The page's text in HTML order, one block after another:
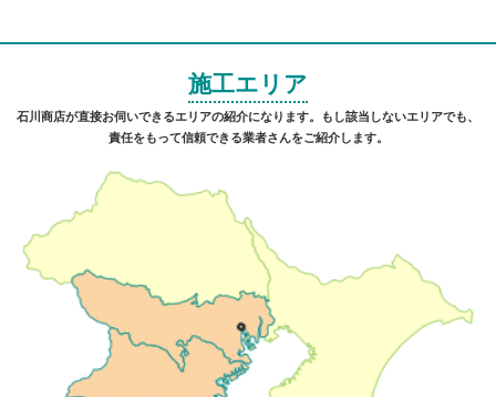
施工エリア
石川商店が直接お伺いできるエリアの紹介になります。もし該当しないエリアでも、
責任をもって信頼できる業者さんをご紹介します。